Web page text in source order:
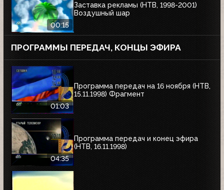
00:15
Заставка рекламы (НТВ, 1998-2001)
Воздушный шар
ПРОГРАММЫ ПЕРЕДАЧ, КОНЦЫ ЭФИРА
01:03
Программа передач на 16 ноября (НТВ,
15.11.1998) Фрагмент
04:35
Программа передач и конец эфира
(НТВ, 16.11.1998)